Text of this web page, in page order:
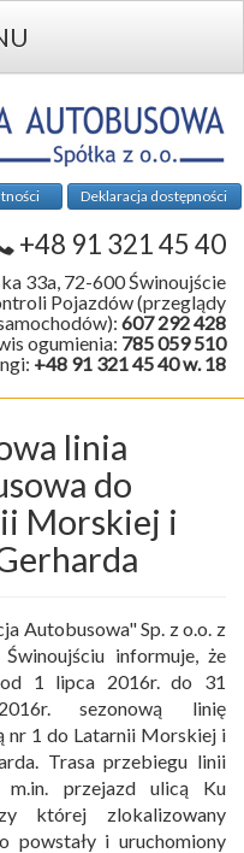
Deklaracja dostępności
+48 91 321 45 40
33a, 72-600 Świnoujście
Pojazdów (przeglądy
607 292 428
ogumienia: 785 059 510
+48 91 321 45 40 w. 18
linia
do
Morskiej i
Autobusowa" Sp. z o.o. z
informuje, że
od 1 lipca 2016r. do 31
sezonową linię
nr 1 do Latarnii Morskiej i
Trasa przebiegu linii
m.in. przejazd ulicą Ku
której zlokalizowany
powstały i uruchomiony